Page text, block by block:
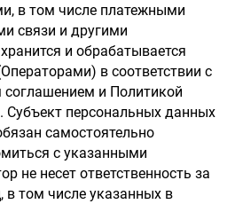
в том числе платежными
связи и другими
и обрабатывается
в соответствии с
соглашением и Политикой
Субъект персональных данных
самостоятельно
с указанными
не несет ответственность за
в том числе указанных в